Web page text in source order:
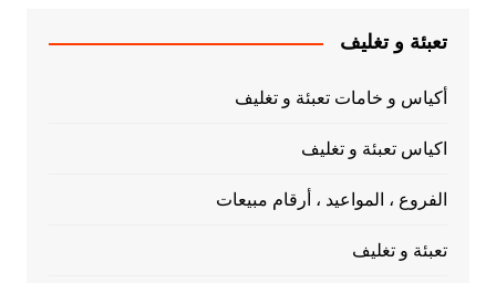
تعبئة و تغليف
أكياس و خامات تعبئة و تغليف
اكياس تعبئة و تغليف
الفروع ، المواعيد ، أرقام مبيعات
تعبئة و تغليف